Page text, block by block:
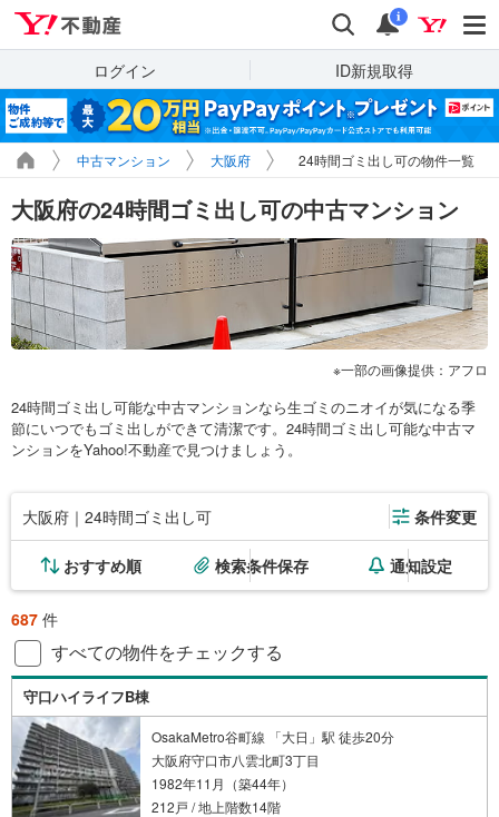
検索 通知
i
ログイン ID新規取得
中古マンション 大阪府 24時間ゴミ出し可の物件一覧
大阪府の24時間ゴミ出し可の中古マンション
一部の画像提供：アフロ
24時間ゴミ出し可能な中古マンションなら生ゴミのニオイが気になる季
節にいつでもゴミ出しができて清潔です。24時間ゴミ出し可能な中古マ
ンションをYahoo!不動産で見つけましょう。
大阪府｜24時間ゴミ出し可 条件変更
おすすめ順 検索条件保存 通知設定
687 件
すべての物件をチェックする
守口ハイライフB棟
OsakaMetro谷町線 「大日」駅 徒歩20分
大阪府守口市八雲北町3丁目
1982年11月（築44年）
212戸 / 地上階数14階